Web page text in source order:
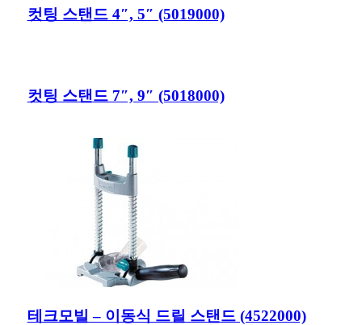
컷팅 스탠드 4″, 5″ (5019000)
컷팅 스탠드 7″, 9″ (5018000)
테크모빌 – 이동식 드릴 스탠드 (4522000)